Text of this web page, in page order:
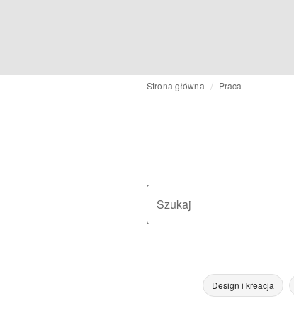
Strona główna Praca
Szukaj
Design i kreacja